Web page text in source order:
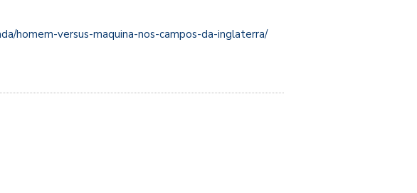
homem-versus-maquina-nos-campos-da-inglaterra/